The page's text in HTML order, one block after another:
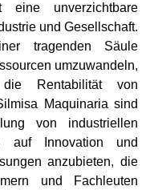
eine unverzichtbare
und Gesellschaft.
tragenden Säule
umzuwandeln,
Rentabilität von
Maquinaria sind
von industriellen
auf Innovation und
anzubieten, die
und Fachleuten